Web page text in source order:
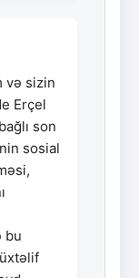
və sizin
Erçel
son
sosial
bu